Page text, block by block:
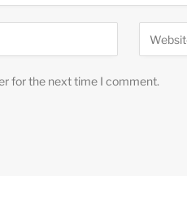
for the next time I comment.